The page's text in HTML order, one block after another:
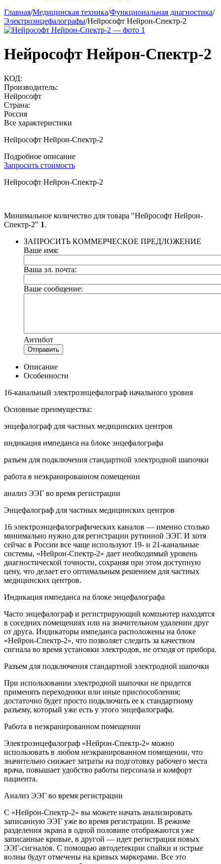
Главная/Медицинская техника/Функциональная диагностика/
Электроэнцефалографы/Нейрософт Нейрон-Спектр-2
Нейрософт Нейрон-Спектр-2
КОД:
Производитель:
Нейрософт
Страна:
Россия
Все характеристики
Нейрософт Нейрон-Спектр-2
Подробное описание
Запросить стоимость
Нейрософт Нейрон-Спектр-2
Минимальное количество для товара "Нейрософт Нейрон-
Спектр-2" 1.
ЗАПРОСИТЬ КОММЕРЧЕСКОЕ ПРЕДЛОЖЕНИЕ
Ваше имя:
Ваша эл. почта:
Ваше сообщение:
Антибот
Отправить
Описание
Особенности
16-канальный электроэнцефалограф начального уровня
Основные преимущества:
энцефалограф для частных медицинских центров
индикация импеданса на блоке энцефалографа
разъем для подключения стандартной электродной шапочки
работа в неэкранированном помещении
анализ ЭЭГ во время регистрации
Энцефалограф для частных медицинских центров
16 электроэнцефалографических каналов — именно столько
минимально нужно для регистрации рутинной ЭЭГ. И хотя
сейчас в России все чаще используют 19- и 21-канальные
системы, «Нейрон-Спектр-2» дает необходимый уровень
диагностической точности, сохраняя при этом доступную
цену, что делает его оптимальным решением для частных
медицинских центров.
Индикация импеданса на блоке энцефалографа
Часто энцефалограф и регистрирующий компьютер находятся
в соседних помещениях или на значительном удалении друг
от друга. Индикаторы импеданса расположены на блоке
«Нейрон-Спектр-2», что позволяет следить за качеством
сигнала во время установки электродов, не отходя от прибора.
Разъем для подключения стандартной электродной шапочки
При использовании электродной шапочки не придется
применять переходники или иные приспособления;
достаточно будет просто подключить ее к стандартному
разъему, который уже есть у этого энцефалографа.
Работа в неэкранированном помещении
Электроэнцефалограф «Нейрон-Спектр-2» можно
использовать в любом неэкранированном помещении, что
значительно снижает затраты на подготовку рабочего места
врача, повышает удобство работы персонала и комфорт
пациента.
Анализ ЭЭГ во время регистрации
С «Нейрон-Спектр-2» вы можете начать анализировать
записанную ЭЭГ уже во время регистрации. В режиме
разделения экрана в одной половине отображаются уже
записанные кривые, в другой — идет регистрация новых
ЭЭГ-сигналов. С помощью автодетекции спайки и острые
волны будут отмечены на кривых маркерами. Все это